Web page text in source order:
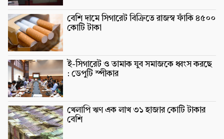
বেশি দামে সিগারেট বিক্রিতে রাজস্ব ফাঁকি ৪৫০০
কোটি টাকা
ই-সিগারেট ও তামাক যুব সমাজকে ধ্বংস করছে
: ডেপুটি স্পীকার
খেলাপি ঋণ এক লাখ ৩১ হাজার কোটি টাকার
বেশি